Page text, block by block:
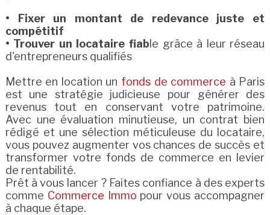
• Fixer un montant de redevance juste et
compétitif
• Trouver un locataire fiab le grâce à leur réseau
d'entrepreneurs qualifiés
Mettre en location un fonds de commerce à Paris
est une stratégie judicieuse pour générer des
revenus tout en conservant votre patrimoine.
Avec une évaluation minutieuse, un contrat bien
rédigé et une sélection méticuleuse du locataire,
vous pouvez augmenter vos chances de succès et
transformer votre fonds de commerce en levier
de rentabilité.
Prêt à vous lancer ? Faites confiance à des experts
comme Commerce Immo pour vous accompagner
à chaque étape.